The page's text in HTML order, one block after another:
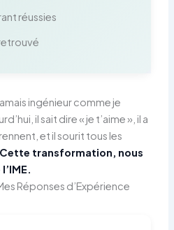
réussies
ingénieur comme je
il sait dire « je t’aime », il a
et il sourit tous les
Cette transformation, nous
Réponses d’Expérience